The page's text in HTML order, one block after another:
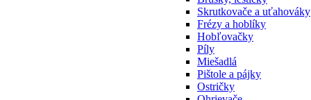
Skrutkovače a uťahováky
Frézy a hoblíky
Hobľovačky
Píly
Miešadlá
Pištole a pájky
Ostričky